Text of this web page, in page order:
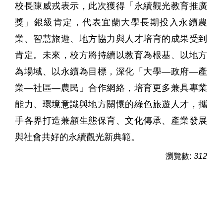
校長陳威戎表示，此次獲得「永續觀光教育推廣
獎」銀級肯定，代表宜蘭大學長期投入永續農
業、智慧旅遊、地方協力與人才培育的成果受到
肯定。未來，校方將持續以教育為根基、以地方
為場域、以永續為目標，深化「大學—政府—產
業—社區—農民」合作網絡，培育更多兼具專業
能力、環境意識與地方關懷的綠色旅遊人才，攜
手各界打造兼顧生態保育、文化傳承、產業發展
與社會共好的永續觀光新典範。
瀏覽數: 312